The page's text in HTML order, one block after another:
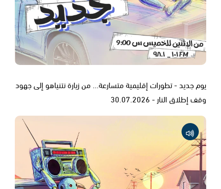
يوم جديد - تطورات إقليمية متسارعة... من زيارة نتنياهو إلى جهود
وقف إطلاق النار - 30.07.2026